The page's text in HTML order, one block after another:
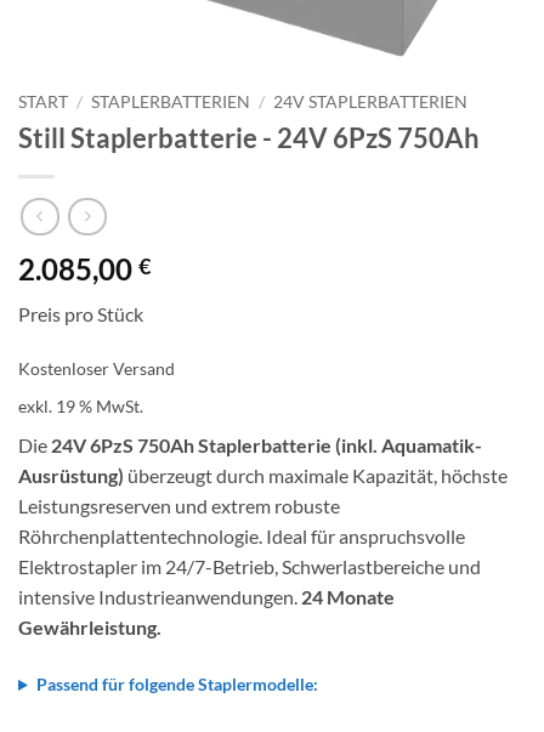
START / STAPLERBATTERIEN / 24V STAPLERBATTERIEN
Still Staplerbatterie -​​ 24V 6PzS 750Ah
2.085,00 €
Preis pro Stück
Kostenloser Versand
exkl. 19 % MwSt.
Die 24V 6PzS 750Ah Staplerbatterie (inkl. Aquamatik-
Ausrüstung) überzeugt durch maximale Kapazität, höchste
Leistungsreserven und extrem robuste
Röhrchenplattentechnologie. Ideal für anspruchsvolle
Elektrostapler im 24/7-Betrieb, Schwerlastbereiche und
intensive Industrieanwendungen. 24 Monate
Gewährleistung.
Passend für folgende Staplermodelle: